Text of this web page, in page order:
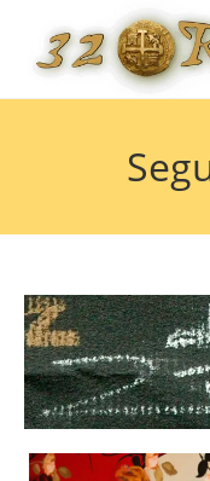
contenido